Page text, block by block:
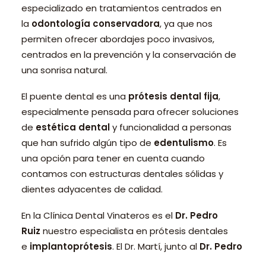
especializado en tratamientos centrados en
la odontología conservadora, ya que nos
permiten ofrecer abordajes poco invasivos,
centrados en la prevención y la conservación de
una sonrisa natural.
El puente dental es una prótesis dental fija,
especialmente pensada para ofrecer soluciones
de estética dentaly funcionalidad a personas
que han sufrido algún tipo de edentulismo. Es
una opción para tener en cuenta cuando
contamos con estructuras dentales sólidas y
dientes adyacentes de calidad.
En la Clínica Dental Vinateros es el Dr. Pedro
Ruiz nuestro especialista en prótesis dentales
e implantoprótesis. El Dr. Martí, junto al Dr. Pedro